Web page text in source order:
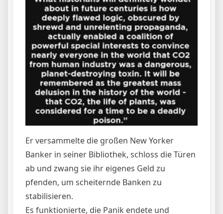
Er versammelte die großen New Yorker
Banker in seiner Bibliothek, schloss die Türen
ab und zwang sie ihr eigenes Geld zu
pfenden, um scheiternde Banken zu
stabilisieren.
Es funktionierte, die Panik endete und